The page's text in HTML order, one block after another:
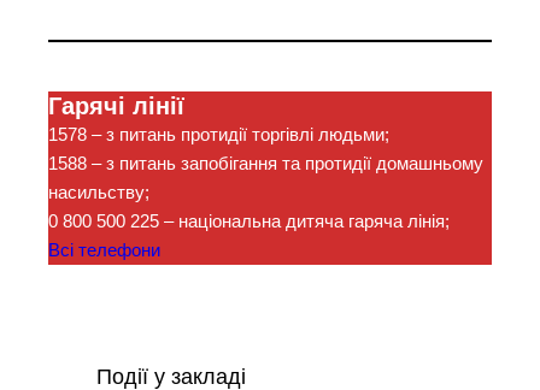
Гарячі лінії
1578 – з питань протидії торгівлі людьми;
1588 – з питань запобігання та протидії домашньому
насильству;
0 800 500 225 – національна дитяча гаряча лінія;
Всі телефони
Події у закладі